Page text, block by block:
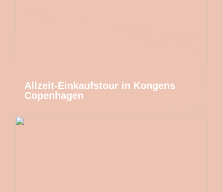
Allzeit-Einkaufstour in Kongens
Copenhagen